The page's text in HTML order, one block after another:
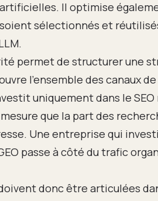
Il optimise
sélectionnés et
permet de structurer une
l’ensemble des canaux
uniquement dans le SEO
que la part des
Une entreprise qui
passe à côté du trafic
donc être articulées